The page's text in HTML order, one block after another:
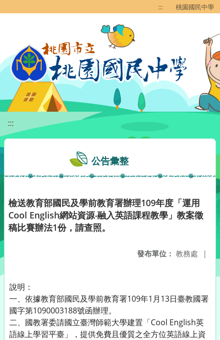
::: 桃園國民中學
:::
公告彙整
檢送教育部國民及學前教育署辦理109年度「運用
Cool English網站資源‧融入英語課程教學」教案徵
稿比賽辦法1份，請查照。
發布單位： 教務處 |
說明：
一、依據教育部國民及學前教育署109年1月13日臺教國署
國字第1090003188號函辦理。
二、國教署委請國立臺灣師範大學建置「Cool English英
語線上學習平臺」，提供免費且優質之全方位英語線上資